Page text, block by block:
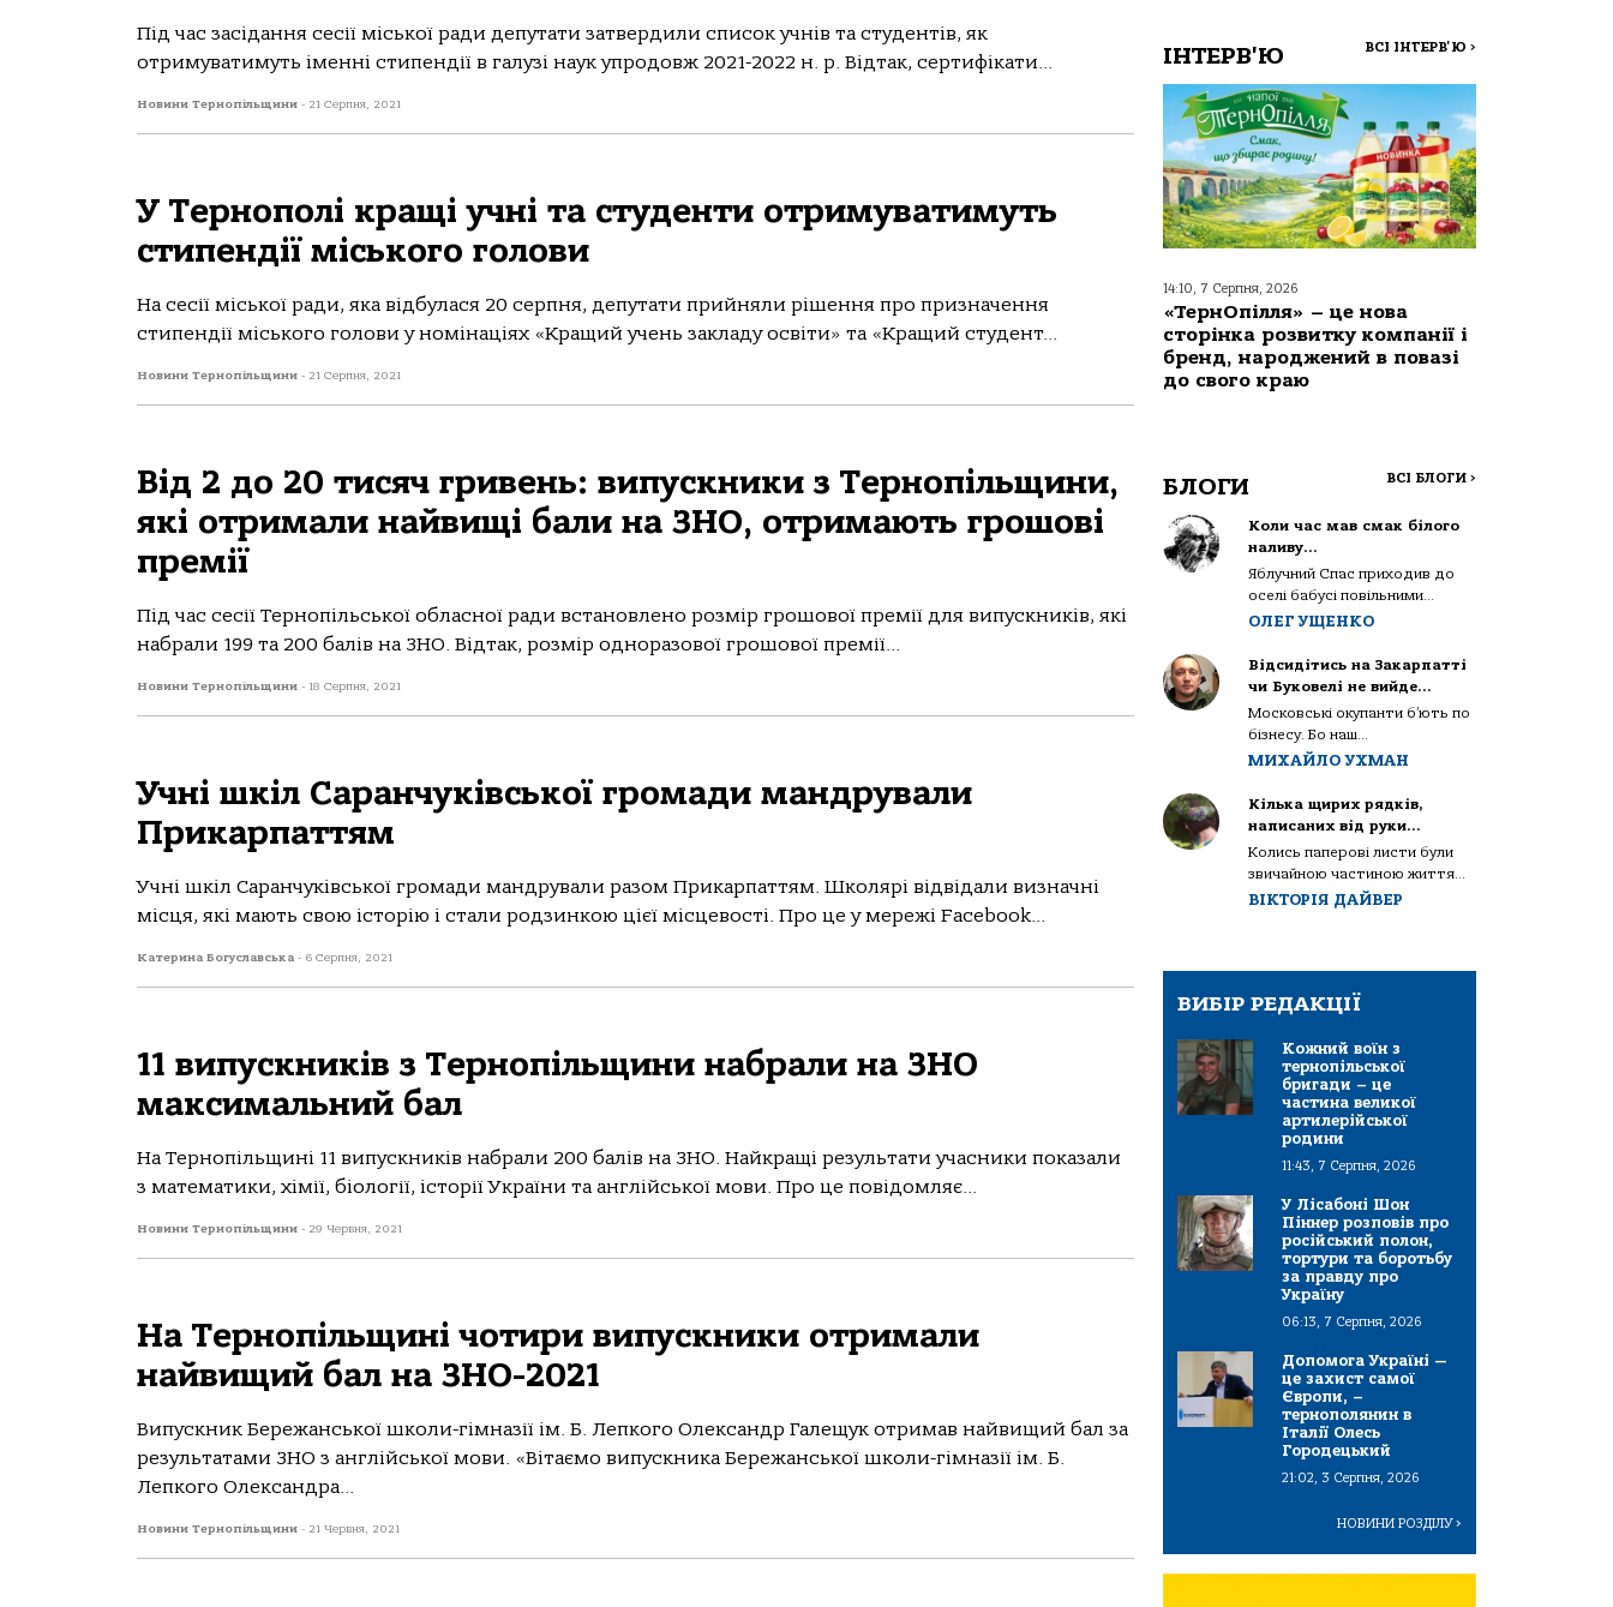
Під час засідання сесії міської ради депутати затвердили список учнів та студентів, як
отримуватимуть іменні стипендії в галузі наук упродовж 2021-2022 н. р. Відтак, сертифікати...
Новини Тернопільщини - 21 Серпня, 2021
У Тернополі кращі учні та студенти отримуватимуть
стипендії міського голови
На сесії міської ради, яка відбулася 20 серпня, депутати прийняли рішення про призначення
стипендії міського голови у номінаціях «Кращий учень закладу освіти» та «Кращий студент...
Новини Тернопільщини - 21 Серпня, 2021
Від 2 до 20 тисяч гривень: випускники з Тернопільщини,
які отримали найвищі бали на ЗНО, отримають грошові
премії
Під час сесії Тернопільської обласної ради встановлено розмір грошової премії для випускників, які
набрали 199 та 200 балів на ЗНО. Відтак, розмір одноразової грошової премії...
Новини Тернопільщини - 18 Серпня, 2021
Учні шкіл Саранчуківської громади мандрували
Прикарпаттям
Учні шкіл Саранчуківської громади мандрували разом Прикарпаттям. Школярі відвідали визначні
місця, які мають свою історію і стали родзинкою цієї місцевості. Про це у мережі Facebook...
Катерина Богуславська - 6 Серпня, 2021
11 випускників з Тернопільщини набрали на ЗНО
максимальний бал
На Тернопільщині 11 випускників набрали 200 балів на ЗНО. Найкращі результати учасники показали
з математики, хімії, біології, історії України та англійської мови. Про це повідомляє...
Новини Тернопільщини - 29 Червня, 2021
На Тернопільщині чотири випускники отримали
найвищий бал на ЗНО-2021
Випускник Бережанської школи-гімназії ім. Б. Лепкого Олександр Галещук отримав найвищий бал за
результатами ЗНО з англійської мови. «Вітаємо випускника Бережанської школи-гімназії ім. Б.
Лепкого Олександра...
Новини Тернопільщини - 21 Червня, 2021
ІНТЕРВ'Ю ВСІ ІНТЕРВ'Ю >
14:10, 7 Серпня, 2026
«ТернОпілля» – це нова
сторінка розвитку компанії і
бренд, народжений в повазі
до свого краю
БЛОГИ ВСІ БЛОГИ >
Коли час мав смак білого
наливу…
Яблучний Спас приходив до
оселі бабусі повільними...
ОЛЕГ УЩЕНКО
Відсидітись на Закарпатті
чи Буковелі не вийде…
Московські окупанти б’ють по
бізнесу. Бо наш...
МИХАЙЛО УХМАН
Кілька щирих рядків,
написаних від руки…
Колись паперові листи були
звичайною частиною життя...
ВІКТОРІЯ ДАЙВЕР
ВИБІР РЕДАКЦІЇ
Кожний воїн з
тернопільської
бригади – це
частина великої
артилерійської
родини
11:43, 7 Серпня, 2026
У Лісабоні Шон
Піннер розповів про
російський полон,
тортури та боротьбу
за правду про
Україну
06:13, 7 Серпня, 2026
Допомога Україні —
це захист самої
Європи, –
тернополянин в
Італії Олесь
Городецький
21:02, 3 Серпня, 2026
НОВИНИ РОЗДІЛУ>